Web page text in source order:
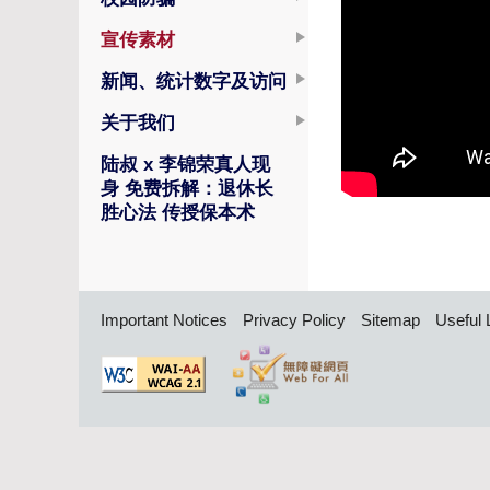
宣传素材
新闻、统计数字及访问
关于我们
陆叔 x 李锦荣真人现
身 免费拆解：退休长
胜心法 传授保本术
Important Notices Privacy Policy Sitemap Useful